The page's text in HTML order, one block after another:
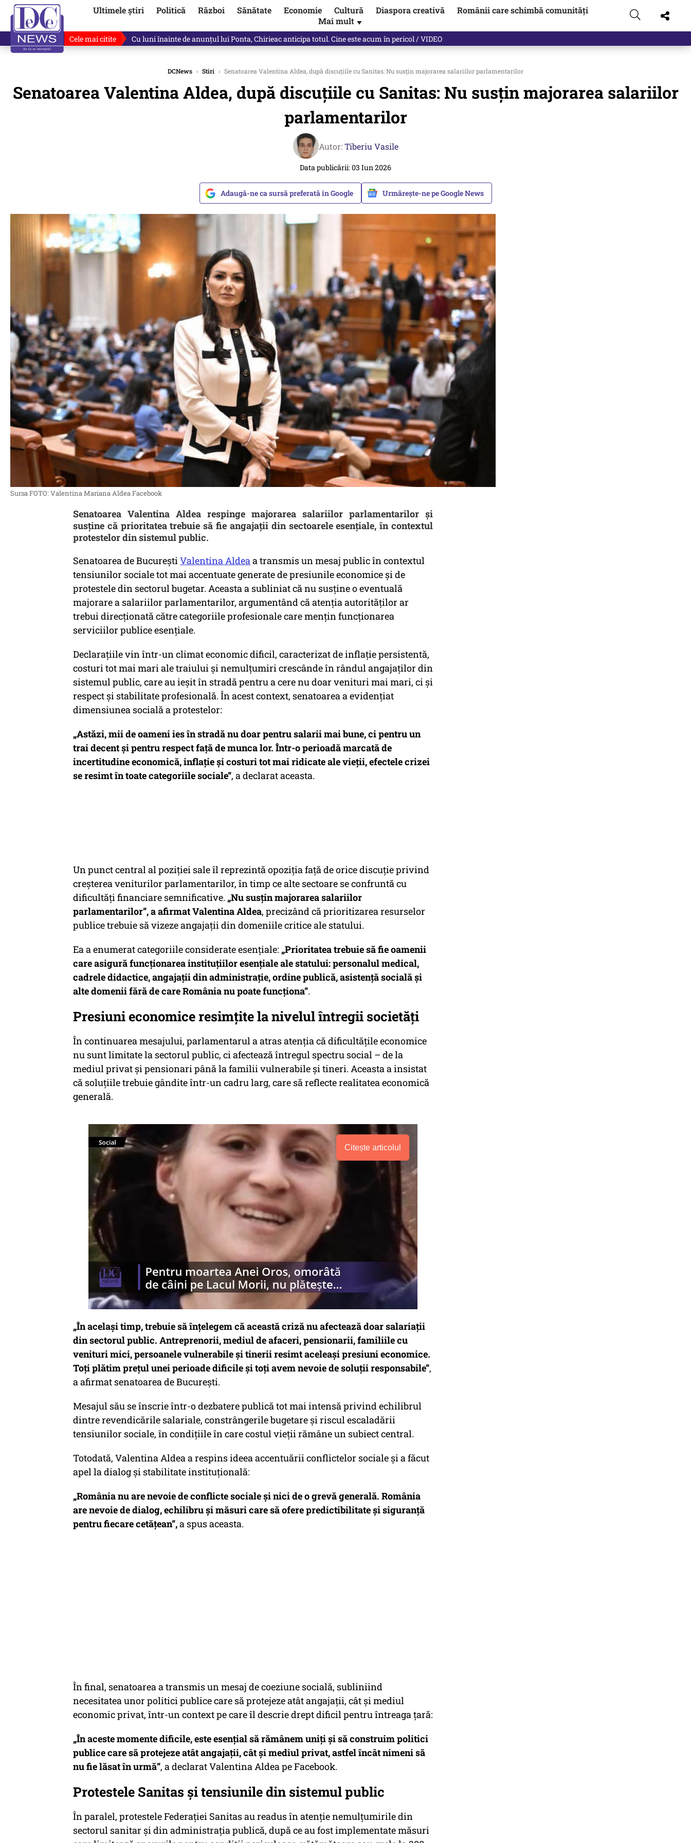
Ultimele știri Politică Război Sănătate Economie Cultură Diaspora creativă
Românii care schimbă comunități
Mai mult ▼
Cele mai citite Cu luni înainte de anunțul lui Ponta, Chirieac anticipa totul. Cine este acum în pericol / VIDEO
DCNews › Stiri › Senatoarea Valentina Aldea, după discuțiile cu Sanitas: Nu susțin majorarea salariilor parlamentarilor
Senatoarea Valentina Aldea, după discuțiile cu Sanitas: Nu susțin majorarea salariilor
parlamentarilor
Autor:Tiberiu Vasile
Data publicării: 03 Iun 2026
Adaugă-ne ca sursă preferată în Google Urmărește-ne pe Google News
Sursa FOTO: Valentina Mariana Aldea Facebook
Senatoarea Valentina Aldea respinge majorarea salariilor parlamentarilor și
susține că prioritatea trebuie să fie angajații din sectoarele esențiale, în contextul
protestelor din sistemul public.
Senatoarea de BucureștiValentina Aldeaa transmis un mesaj public în contextul
tensiunilor sociale tot mai accentuate generate de presiunile economice și de
protestele din sectorul bugetar. Aceasta a subliniat că nu susține o eventuală
majorare a salariilor parlamentarilor, argumentând că atenția autorităților ar
trebui direcționată către categoriile profesionale care mențin funcționarea
serviciilor publice esențiale.
Declarațiile vin într-un climat economic dificil, caracterizat de inflație persistentă,
costuri tot mai mari ale traiului și nemulțumiri crescânde în rândul angajaților din
sistemul public, care au ieșit în stradă pentru a cere nu doar venituri mai mari, ci și
respect și stabilitate profesională. În acest context, senatoarea a evidențiat
dimensiunea socială a protestelor:
„Astăzi, mii de oameni ies în stradă nu doar pentru salarii mai bune, ci pentru un
trai decent și pentru respect față de munca lor. Într-o perioadă marcată de
incertitudine economică, inflație și costuri tot mai ridicate ale vieții, efectele crizei
se resimt în toate categoriile sociale”, a declarat aceasta.
Un punct central al poziției sale îl reprezintă opoziția față de orice discuție privind
creșterea veniturilor parlamentarilor, în timp ce alte sectoare se confruntă cu
dificultăți financiare semnificative. „Nu susțin majorarea salariilor
parlamentarilor”, a afirmat Valentina Aldea, precizând că prioritizarea resurselor
publice trebuie să vizeze angajații din domeniile critice ale statului.
Ea a enumerat categoriile considerate esențiale: „Prioritatea trebuie să fie oamenii
care asigură funcționarea instituțiilor esențiale ale statului: personalul medical,
cadrele didactice, angajații din administrație, ordine publică, asistență socială și
alte domenii fără de care România nu poate funcționa”.
Presiuni economice resimțite la nivelul întregii societăți
În continuarea mesajului, parlamentarul a atras atenția că dificultățile economice
nu sunt limitate la sectorul public, ci afectează întregul spectru social – de la
mediul privat și pensionari până la familii vulnerabile și tineri. Aceasta a insistat
că soluțiile trebuie gândite într-un cadru larg, care să reflecte realitatea economică
generală.
Citește articolul
„În același timp, trebuie să înțelegem că această criză nu afectează doar salariații
din sectorul public. Antreprenorii, mediul de afaceri, pensionarii, familiile cu
venituri mici, persoanele vulnerabile și tinerii resimt aceleași presiuni economice.
Toți plătim prețul unei perioade dificile și toți avem nevoie de soluții responsabile”,
a afirmat senatoarea de București.
Mesajul său se înscrie într-o dezbatere publică tot mai intensă privind echilibrul
dintre revendicările salariale, constrângerile bugetare și riscul escaladării
tensiunilor sociale, în condițiile în care costul vieții rămâne un subiect central.
Totodată, Valentina Aldea a respins ideea accentuării conflictelor sociale și a făcut
apel la dialog și stabilitate instituțională:
„România nu are nevoie de conflicte sociale și nici de o grevă generală. România
are nevoie de dialog, echilibru și măsuri care să ofere predictibilitate și siguranță
pentru fiecare cetățean”,a spus aceasta.
În final, senatoarea a transmis un mesaj de coeziune socială, subliniind
necesitatea unor politici publice care să protejeze atât angajații, cât și mediul
economic privat, într-un context pe care îl descrie drept dificil pentru întreaga țară:
„În aceste momente dificile, este esențial să rămânem uniți și să construim politici
publice care să protejeze atât angajații, cât și mediul privat, astfel încât nimeni să
nu fie lăsat în urmă”, a declarat Valentina Aldea pe Facebook.
Protestele Sanitas și tensiunile din sistemul public
În paralel, protestele Federației Sanitas au readus în atenție nemulțumirile din
sectorul sanitar și din administrația publică, după ce au fost implementate măsuri